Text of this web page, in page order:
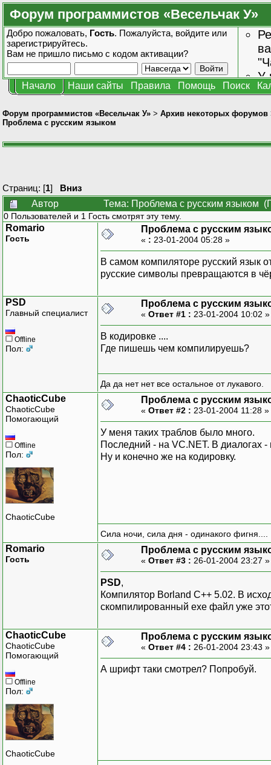
Форум программистов «Весельчак У»
Добро пожаловать, Гость. Пожалуйста, войдите или
зарегистрируйтесь.
Вам не пришло письмо с кодом активации?
У
Начало Наши сайты Правила Помощь Поиск
Форум программистов «Весельчак У» > Архив некоторых форумов
Проблема с русским языком
Страниц: [1] Вниз
Автор
Тема: Проблема с русским языком
0 Пользователей и 1 Гость смотрят эту тему.
Romario
Гость
Проблема с русским
« : 23-01-2004 05:28 »
В самом компиляторе русский язык
русские символы превращаются в
PSD
Главный специалист
Offline
Пол:
Проблема с русским
« Ответ #1 : 23-01-2004 10:02
В кодировке ....
Где пишешь чем компилируешь?
Да да нет нет все остальное от лукавого.
ChaoticCube
ChaoticCube
Помогающий
Offline
Пол:
ChaoticCube
Проблема с русским
« Ответ #2 : 23-01-2004 11:28 »
У меня таких траблов было много.
Последний - на VC.NET. В диалогах
Ну и конечно же на кодировку.
Сила ночи, сила дня - одинакого фигня....
Romario
Гость
Проблема с русским
« Ответ #3 : 26-01-2004 23:27
PSD,
Компилятор Borland C++ 5.02. В
скомпилированный ехе файл уже
ChaoticCube
ChaoticCube
Помогающий
Offline
Пол:
ChaoticCube
Проблема с русским
« Ответ #4 : 26-01-2004 23:43
А шрифт таки смотрел? Попробуй.